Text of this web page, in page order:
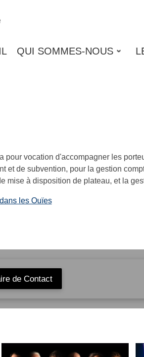
QUI SOMMES-NOUS
pour vocation d'accompagner les
et de subvention, pour la gestion
mise à disposition de plateau, et la
les Ouïes
de Contact